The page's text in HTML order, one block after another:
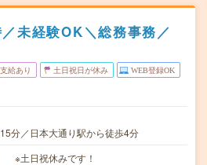
未経験OK＼総務事務／
給あり 土日祝日が休み WEB登録OK
分／日本大通り駅から徒歩4分
※土日祝休みです！